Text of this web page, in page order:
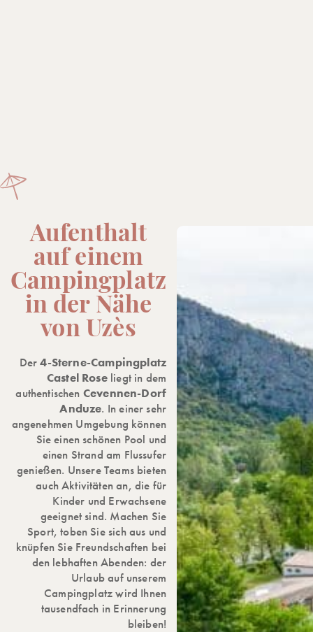
Aufenthalt
auf einem
Campingplatz
in der Nähe
von Uzès
Der4-Sterne-Campingplatz
Castel Roseliegt in dem
authentischen Cevennen-Dorf
Anduze. In einer sehr
angenehmen Umgebung können
Sie einen schönen Pool und
einen Strand am Flussufer
genießen. Unsere Teams bieten
auch Aktivitäten an, die für
Kinder und Erwachsene
geeignet sind. Machen Sie
Sport, toben Sie sich aus und
knüpfen Sie Freundschaften bei
den lebhaften Abenden: der
Urlaub auf unserem
Campingplatz wird Ihnen
tausendfach in Erinnerung
bleiben!